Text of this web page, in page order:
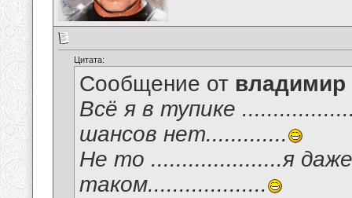
Цитата:
Сообщение от владимир
Всё я в тупике
шансов нет.............
Не то .....................я
таком...................